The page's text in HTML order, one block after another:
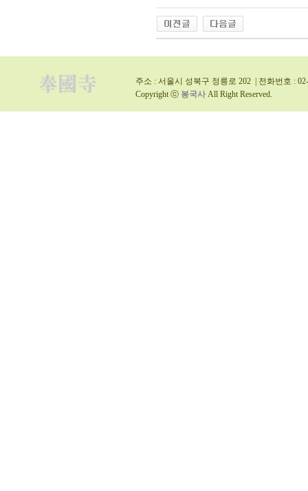
주소 : 서울시 성북구 정릉로 202 | 전화번호 :
Copyright ⓒ 봉국사 All Right Reserved.